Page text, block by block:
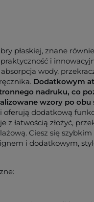
płaskiej, znane
i
wody,
Dodatkowym
nadruku, co
wzory po obu
oferują dodatkową
łatwością złożyć,
Ciesz się
i dodatkowym,